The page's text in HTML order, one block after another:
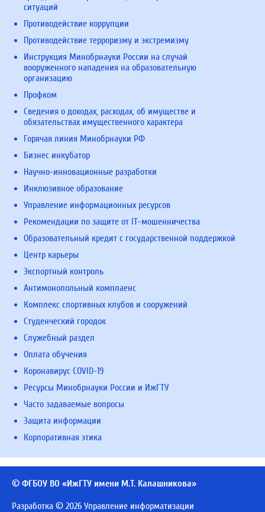
ситуаций
Противодействие коррупции
Противодействие терроризму и экстремизму
Инструкция Минобрнауки России на случай
вооруженного нападения на образовательную
организацию
Профком
Сведения о доходах, расходах, об имуществе и
обязательствах имущественного характера
Горячая линия Минобрнауки РФ
Бизнес инкубатор
Научно-инновационные разработки
Инклюзивное образование
Управление информационных ресурсов
Рекомендации по защите от IT-мошенничества
Образовательный кредит с государственной поддержкой
Центр карьеры
Экспортный контроль
Антимонопольный комплаенс
Комплекс спортивных клубов и сооружений
Студенческий городок
Служебный раздел
Оплата обучения
Коронавирус COVID-19
Ресурсы Минобрнауки России и ИжГТУ
Часто задаваемые вопросы
Защита информации
Корпоративная этика
© ФГБОУ ВО «ИжГТУ имени М.Т. Калашникова»
Разработка © 2026 Управление информатизации